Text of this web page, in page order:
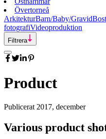
Övertorneå
ArkitekturBarn/Baby/Gravid
fotografiVideoproduktion
Filtrera
Product
Publicerat 2017, december
Various product